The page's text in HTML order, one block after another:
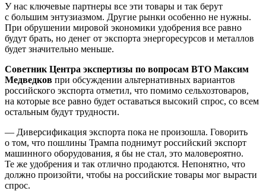
У нас ключевые партнеры все эти товары и так берут
с большим энтузиазмом. Другие рынки особенно не нужны.
При обрушении мировой экономики удобрения все равно
будут брать, но денег от экспорта энергоресурсов и металлов
будет значительно меньше.
Советник Центра экспертизы по вопросам ВТО Максим
Медведков при обсуждении альтернативных вариантов
российского экспорта отметил, что помимо сельхозтоваров,
на которые все равно будет оставаться высокий спрос, со всем
остальным будут трудности.
— Диверсификация экспорта пока не произошла. Говорить
о том, что пошлины Трампа поднимут российский экспорт
машинного оборудования, я бы не стал, это маловероятно.
Те же удобрения и так отлично продаются. Непонятно, что
должно произойти, чтобы на российские товары мог вырасти
спрос.